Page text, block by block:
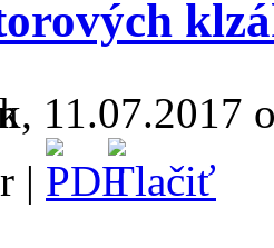
11.07.2017
|